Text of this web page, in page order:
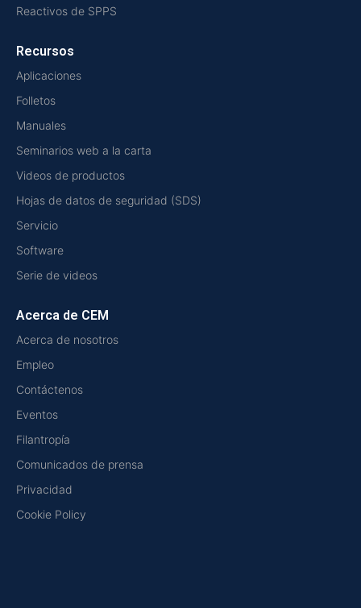
Reactivos de SPPS
Recursos
Aplicaciones
Folletos
Manuales
Seminarios web a la carta
Videos de productos
Hojas de datos de seguridad (SDS)
Servicio
Software
Serie de videos
Acerca de CEM
Acerca de nosotros
Empleo
Contáctenos
Eventos
Filantropía
Comunicados de prensa
Privacidad
Cookie Policy